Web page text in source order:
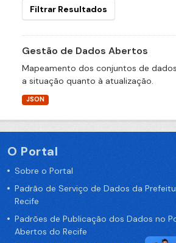
Filtrar Resultados
Gestão de Dados Abertos
Mapeamento dos conjuntos de
a situação quanto à atualização.
JSON
O Portal
Sobre o Portal
Padrão de Serviço de Dados da
Recife
Padrões de Publicação dos Dados no
Abertos do Recife